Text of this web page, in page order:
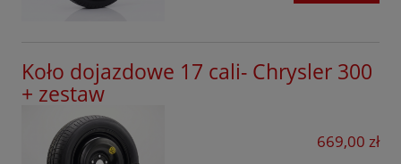
Mercedes
Mini
Koło dojazdowe 17 cali- Chrysler 300
+ zestaw
669,00 zł